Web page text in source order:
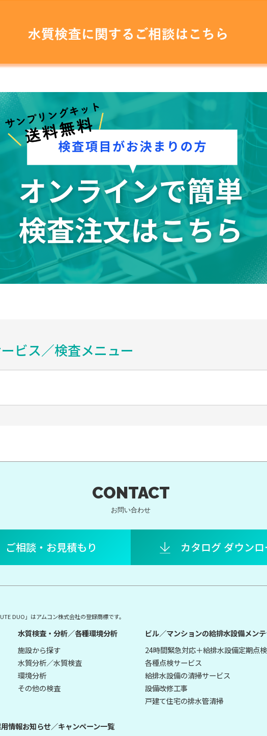
ビス／検査メニュー
CONTACT
お問い合わせ
ご相談・お見積もり カタログ ダウンロ
DUO」はアムコン株式会社の登録商標です。
水質検査・分析／各種環境分析
施設から探す
水質分析／水質検査
環境分析
その他の検査
ビル／マンションの給排水設備メン
24時間緊急対応＋給排水設備定期点検
各種点検サービス
給排水設備の清掃サービス
設備改修工事
戸建て住宅の排水管清掃
情報お知らせ／キャンペーン一覧